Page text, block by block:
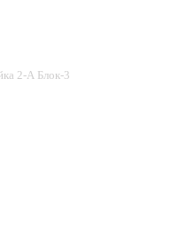
2-А Блок-3